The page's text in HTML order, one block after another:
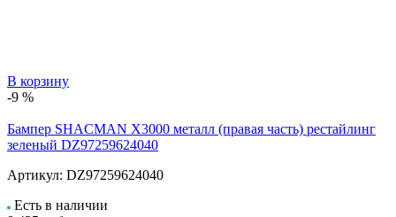
В корзину
-9 %
Бампер SHACMAN X3000 металл (правая часть) рестайлинг
зеленый DZ97259624040
Артикул: DZ97259624040
Есть в наличии